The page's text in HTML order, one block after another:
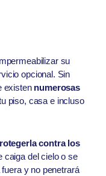
su
opcional. Sin
existen numerosas
piso, casa e incluso
contra los
caiga del cielo o se
y no penetrará